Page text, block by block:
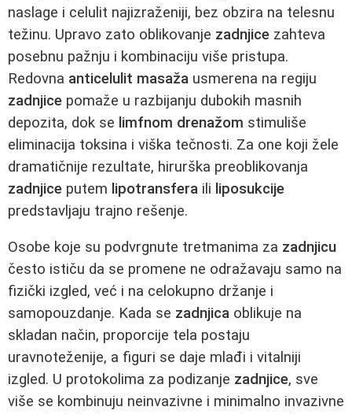
naslage i celulit najizraženiji, bez obzira na telesnu
težinu. Upravo zato oblikovanje zadnjice zahteva
posebnu pažnju i kombinaciju više pristupa.
Redovna anticelulit masaža usmerena na regiju
zadnjice pomaže u razbijanju dubokih masnih
depozita, dok se limfnom drenažom stimuliše
eliminacija toksina i viška tečnosti. Za one koji žele
dramatičnije rezultate, hirurška preoblikovanja
zadnjice putem lipotransfera ili liposukcije
predstavljaju trajno rešenje.
Osobe koje su podvrgnute tretmanima za zadnjicu
često ističu da se promene ne odražavaju samo na
fizički izgled, već i na celokupno držanje i
samopouzdanje. Kada se zadnjica oblikuje na
skladan način, proporcije tela postaju
uravnoteženije, a figuri se daje mlađi i vitalniji
izgled. U protokolima za podizanje zadnjice, sve
više se kombinuju neinvazivne i minimalno invazivne